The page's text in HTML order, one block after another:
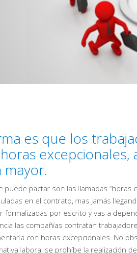
es que los
puede pactar son las llamadas
en el contrato, mas jamás
formalizadas por escrito y vas a
las compañías contratan
con horas excepcionales. No
laboral se prohíbe la realización